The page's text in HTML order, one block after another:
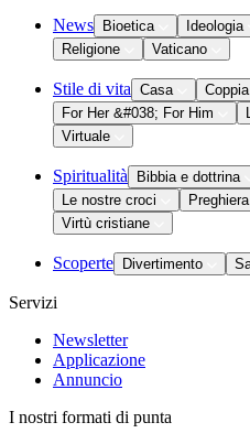
News Bioetica Ideologia
Religione
Vaticano
Stile di vita Casa Coppia
For Her &#038; For Him
Virtuale
Spiritualità Bibbia e dottrina
Le nostre croci
Preghiera
Virtù cristiane
Scoperte Divertimento
Servizi
Newsletter
Applicazione
Annuncio
I nostri formati di punta